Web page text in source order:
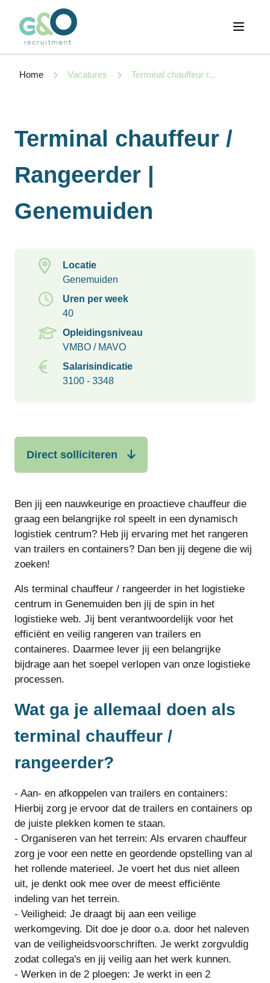
Open
Home Vacatures Terminal chauffeur r...
Terminal chauffeur /
Rangeerder |
Genemuiden
Locatie
Genemuiden
Uren per week
40
Opleidingsniveau
VMBO / MAVO
Salarisindicatie
3100 - 3348
Direct solliciteren
Ben jij een nauwkeurige en proactieve chauffeur die
graag een belangrijke rol speelt in een dynamisch
logistiek centrum? Heb jij ervaring met het rangeren
van trailers en containers? Dan ben jij degene die wij
zoeken!
Als terminal chauffeur / rangeerder in het logistieke
centrum in Genemuiden ben jij de spin in het
logistieke web. Jij bent verantwoordelijk voor het
efficiënt en veilig rangeren van trailers en
containeres. Daarmee lever jij een belangrijke
bijdrage aan het soepel verlopen van onze logistieke
processen.
Wat ga je allemaal doen als
terminal chauffeur /
rangeerder?
- Aan- en afkoppelen van trailers en containers:
Hierbij zorg je ervoor dat de trailers en containers op
de juiste plekken komen te staan.
- Organiseren van het terrein: Als ervaren chauffeur
zorg je voor een nette en geordende opstelling van al
het rollende materieel. Je voert het dus niet alleen
uit, je denkt ook mee over de meest efficiënte
indeling van het terrein.
- Veiligheid: Je draagt bij aan een veilige
werkomgeving. Dit doe je door o.a. door het naleven
van de veiligheidsvoorschriften. Je werkt zorgvuldig
zodat collega's en jij veilig aan het werk kunnen.
- Werken in de 2 ploegen: Je werkt in een 2